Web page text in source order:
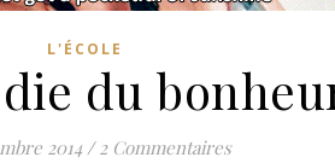
L'ÉCOLE
du
2014 / 2 Commentaires